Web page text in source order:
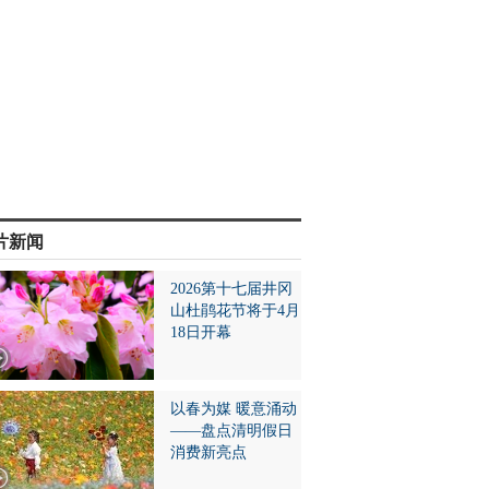
新闻
2026第十七届井冈
山杜鹃花节将于4月
18日开幕
以春为媒 暖意涌动
——盘点清明假日
消费新亮点